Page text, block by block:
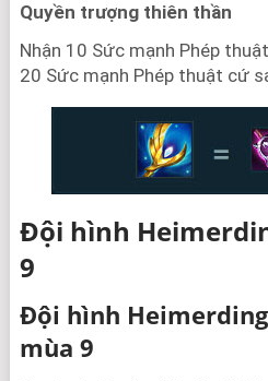
Quyền trượng thiên thần
Nhận 10 Sức mạnh Phép
20 Sức mạnh Phép thuật cứ
Đội hình
9
Đội hình
mùa 9